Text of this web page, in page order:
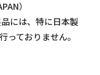
）
には、特に日本製
っておりません。